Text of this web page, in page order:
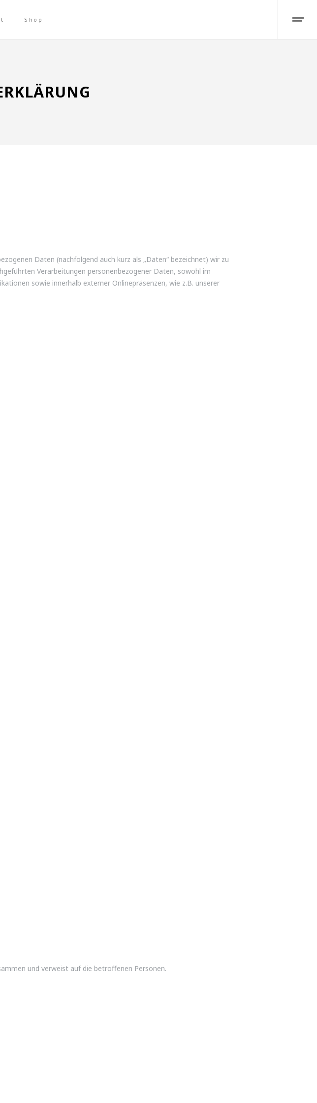
Shop
Daten (nachfolgend auch kurz als „Daten“ bezeichnet) wir zu
Verarbeitungen personenbezogener Daten, sowohl im
sowie innerhalb externer Onlinepräsenzen, wie z.B. unserer
und verweist auf die betroffenen Personen.